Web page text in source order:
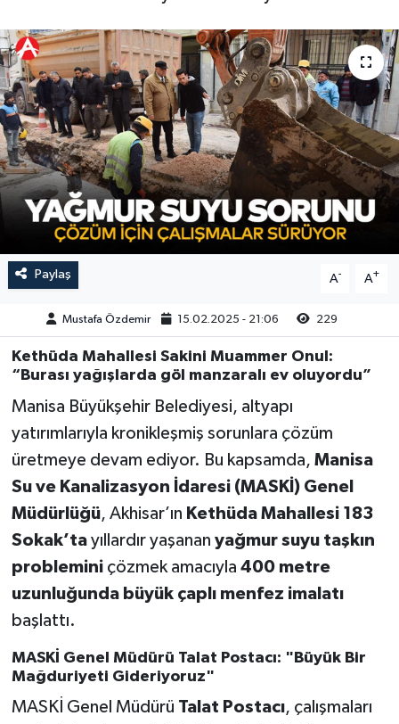
Paylaş A- A+
Mustafa Özdemir 15.02.2025 - 21:06 229
Kethüda Mahallesi Sakini Muammer Onul:
“Burası yağışlarda göl manzaralı ev oluyordu”
Manisa Büyükşehir Belediyesi, altyapı
yatırımlarıyla kronikleşmiş sorunlara çözüm
üretmeye devam ediyor. Bu kapsamda, Manisa
Su ve Kanalizasyon İdaresi (MASKİ) Genel
Müdürlüğü, Akhisar’ın Kethüda Mahallesi 183
Sokak’tayıllardır yaşanan yağmur suyu taşkın
probleminiçözmek amacıyla 400 metre
uzunluğunda büyük çaplı menfez imalatı
başlattı.
MASKİ Genel Müdürü Talat Postacı: "Büyük Bir
Mağduriyeti Gideriyoruz"
MASKİ Genel Müdürü Talat Postacı, çalışmaları
Magazin
Duyurular
Kadın
Teknoloji
Yerel Haber
Akhisar Emlak
Ülke
Etiketler
Duyurular
Tarım-Gıda
Sektörel
Röportaj
Dünya
Yaşam
Teknoloji
Akhisar Emlak
Ülke
Etiketler